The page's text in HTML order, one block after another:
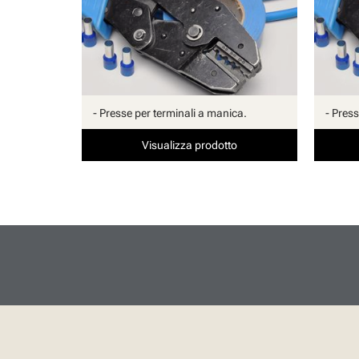
- Presse per terminali a manica.
Visualizza prodotto
-